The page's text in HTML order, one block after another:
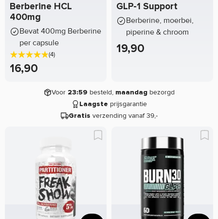
Berberine HCL
400mg
Bevat 400mg Berberine
per capsule
(4)
16,90
GLP-1 Support
Berberine, moerbei,
piperine & chroom
19,90
Voor 23:59 besteld,maandagbezorgd
Laagste prijsgarantie
Gratis verzending vanaf 39,-